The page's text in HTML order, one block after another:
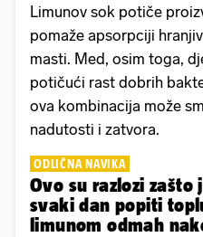
Limunov sok potiče
pomaže apsorpciji
masti. Med, osim toga,
potičući rast dobrih
ova kombinacija može
nadutosti i zatvora.
ODLIČNA NAVIKA
Ovo su razlozi zašto
svaki dan popiti
limunom odmah